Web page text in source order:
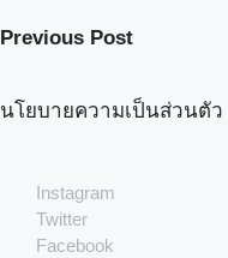
Previous Post
นโยบายความเป็นส่วนตัว
Instagram
Twitter
Facebook